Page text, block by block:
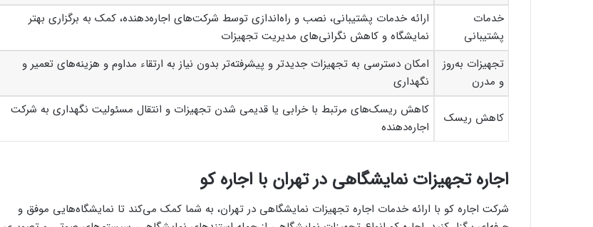
خدمات
پشتیبانی
ارائه خدمات پشتیبانی، نصب و راه‌اندازی توسط شرکت‌های اجاره‌دهنده، کمک به برگزاری بهتر
نمایشگاه و کاهش نگرانی‌های مدیریت تجهیزات
تجهیزات به‌روز
و مدرن
امکان دسترسی به تجهیزات جدیدتر و پیشرفته‌تر بدون نیاز به ارتقاء مداوم و هزینه‌های تعمیر و
نگهداری
کاهش ریسک
کاهش ریسک‌های مرتبط با خرابی یا قدیمی شدن تجهیزات و انتقال مسئولیت نگهداری به شرکت
اجاره‌دهنده
اجاره تجهیزات نمایشگاهی در تهران با اجاره کو
شرکت اجاره کو با ارائه خدمات اجاره تجهیزات نمایشگاهی در تهران، به شما کمک می‌کند تا نمایشگاه‌هایی موفق و